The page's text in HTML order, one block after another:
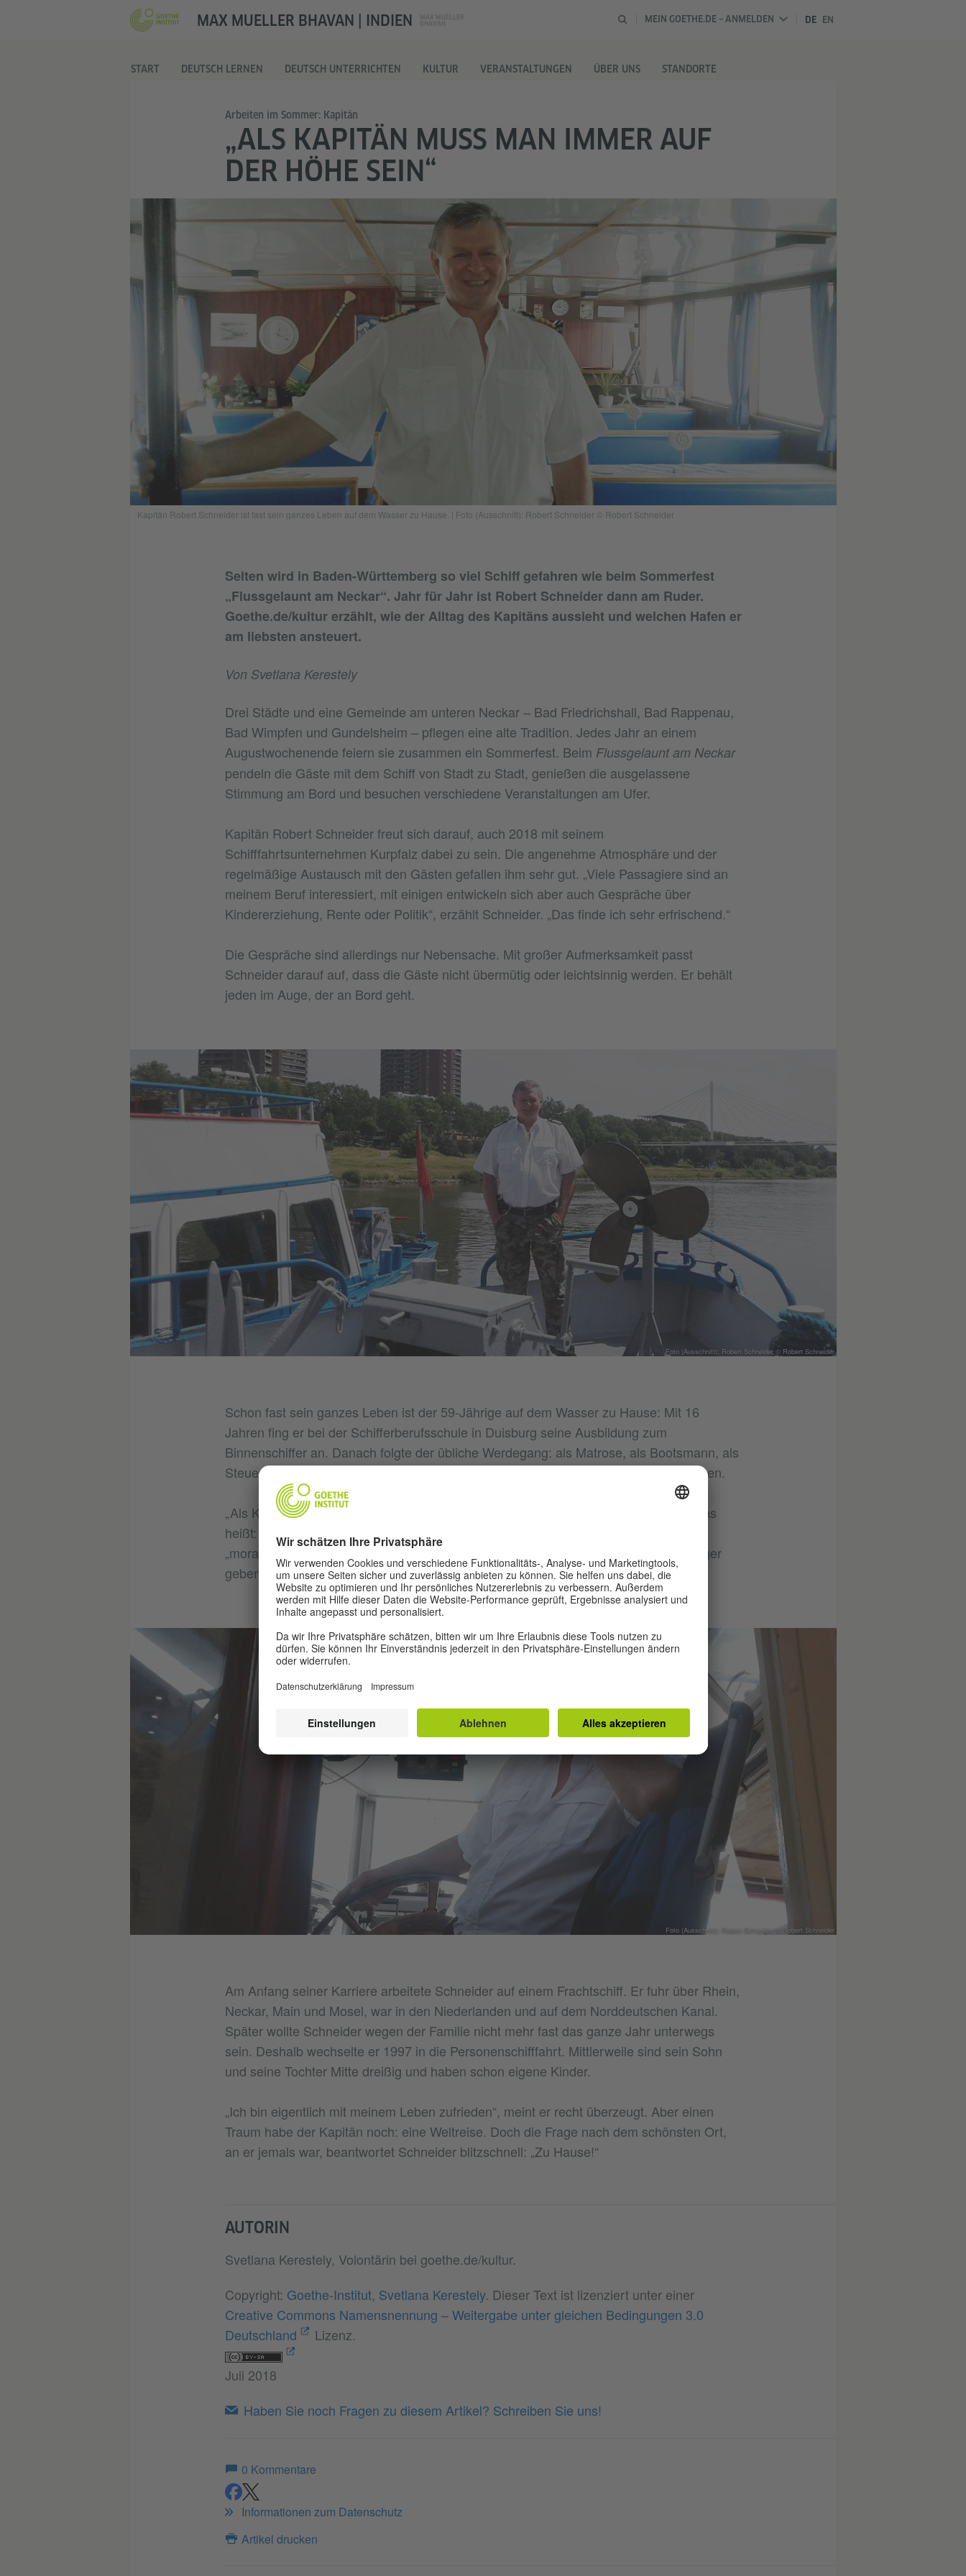
MAX MUELLER BHAVAN | INDIEN
MAX MUELLER
BHAVAN
MEIN GOETHE.DE – ANMELDEN DE EN
START DEUTSCH LERNEN DEUTSCH UNTERRICHTEN KULTUR VERANSTALTUNGEN ÜBER UNS STANDORTE
Arbeiten im Sommer: Kapitän
„ALS KAPITÄN MUSS MAN IMMER AUF
DER HÖHE SEIN“
Kapitän Robert Schneider ist fast sein ganzes Leben auf dem Wasser zu Hause. | Foto (Ausschnitt): Robert Schneider © Robert Schneider
Selten wird in Baden-Württemberg so viel Schiff gefahren wie beim Sommerfest
„Flussgelaunt am Neckar“. Jahr für Jahr ist Robert Schneider dann am Ruder.
Goethe.de/kultur erzählt, wie der Alltag des Kapitäns aussieht und welchen Hafen er
am liebsten ansteuert.
Von Svetlana Kerestely
Drei Städte und eine Gemeinde am unteren Neckar – Bad Friedrichshall, Bad Rappenau,
Bad Wimpfen und Gundelsheim – pflegen eine alte Tradition. Jedes Jahr an einem
Augustwochenende feiern sie zusammen ein Sommerfest. Beim Flussgelaunt am Neckar
pendeln die Gäste mit dem Schiff von Stadt zu Stadt, genießen die ausgelassene
Stimmung am Bord und besuchen verschiedene Veranstaltungen am Ufer.
Kapitän Robert Schneider freut sich darauf, auch 2018 mit seinem
Schifffahrtsunternehmen Kurpfalz dabei zu sein. Die angenehme Atmosphäre und der
regelmäßige Austausch mit den Gästen gefallen ihm sehr gut. „Viele Passagiere sind an
meinem Beruf interessiert, mit einigen entwickeln sich aber auch Gespräche über
Kindererziehung, Rente oder Politik“, erzählt Schneider. „Das finde ich sehr erfrischend.“
Die Gespräche sind allerdings nur Nebensache. Mit großer Aufmerksamkeit passt
Schneider darauf auf, dass die Gäste nicht übermütig oder leichtsinnig werden. Er behält
jeden im Auge, der an Bord geht.
Foto (Ausschnitt): Robert Schneider © Robert Schneider
Schon fast sein ganzes Leben ist der 59-Jährige auf dem Wasser zu Hause: Mit 16
Jahren fing er bei der Schifferberufsschule in Duisburg seine Ausbildung zum
Binnenschiffer an. Danach folgte der übliche Werdegang: als Matrose, als Bootsmann, als
Steuermann. Im Alter von 21 Jahren durfte er seine Prüfung zum Schiffsführer ablegen.
„Als Kapitän muss man geistig und moralisch auf der Höhe sein“, sagt Schneider. Das
heißt: gute Ohren, gute Augen, hohe Aufmerksamkeit, schnell reagieren. Unter
„moralisch“ meint er den klugen Umgang mit Menschen. „An Bord darf es keinen Ärger
geben. Wir sind ja alle in einem Boot“, sagt er.
Foto (Ausschnitt): Robert Schneider © Robert Schneider
Am Anfang seiner Karriere arbeitete Schneider auf einem Frachtschiff. Er fuhr über Rhein,
Neckar, Main und Mosel, war in den Niederlanden und auf dem Norddeutschen Kanal.
Später wollte Schneider wegen der Familie nicht mehr fast das ganze Jahr unterwegs
sein. Deshalb wechselte er 1997 in die Personenschifffahrt. Mittlerweile sind sein Sohn
und seine Tochter Mitte dreißig und haben schon eigene Kinder.
„Ich bin eigentlich mit meinem Leben zufrieden“, meint er recht überzeugt. Aber einen
Traum habe der Kapitän noch: eine Weltreise. Doch die Frage nach dem schönsten Ort,
an er jemals war, beantwortet Schneider blitzschnell: „Zu Hause!“
AUTORIN
Svetlana Kerestely, Volontärin bei goethe.de/kultur.
Copyright: Goethe-Institut, Svetlana Kerestely. Dieser Text ist lizenziert unter einer
Creative Commons Namensnennung – Weitergabe unter gleichen Bedingungen 3.0
Deutschland
Lizenz.
Juli 2018
Haben Sie noch Fragen zu diesem Artikel? Schreiben Sie uns!
0 Kommentare
teilenteilen
Informationen zum Datenschutz
Artikel drucken